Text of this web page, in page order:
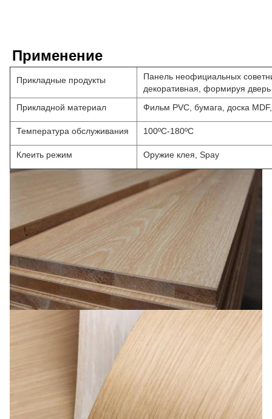
Применение
Прикладные продукты
Панель неофициальных
декоративная, формируя дверь
Прикладной материал
Фильм PVC, бумага, доска
Температура обслуживания 100ºC-180ºC
Клеить режим Оружие клея, Spay